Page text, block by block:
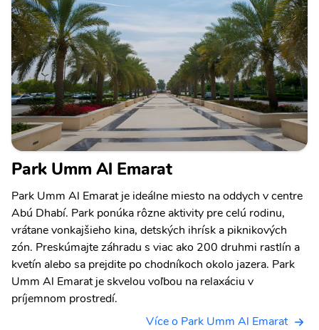
Park Umm Al Emarat
Park Umm Al Emarat je ideálne miesto na oddych v centre
Abú Dhabí. Park ponúka rôzne aktivity pre celú rodinu,
vrátane vonkajšieho kina, detských ihrísk a piknikových
zón. Preskúmajte záhradu s viac ako 200 druhmi rastlín a
kvetín alebo sa prejdite po chodníkoch okolo jazera. Park
Umm Al Emarat je skvelou voľbou na relaxáciu v
príjemnom prostredí.
Více o Park Umm Al Emarat